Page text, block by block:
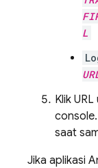
L
Klik
saat
Jika aplikasi